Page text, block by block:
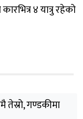
४ यात्रु रहेको
तेस्रो, गण्डकीमा